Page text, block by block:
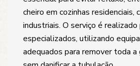
cheiro em cozinhas residenciais,
industriais. O serviço é
especializados, utilizando
adequados para remover toda a